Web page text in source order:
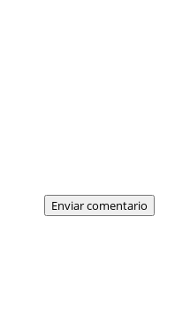
Enviar comentario